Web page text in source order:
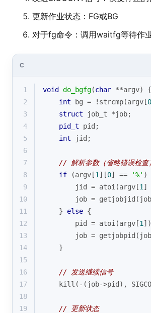
更新作业状态：FG或BG
对于fg命令：调用waitfg等待作
C
1 void do_bgfg(char **argv)
{
2
int bg = ! strcmp(argv[0
3
struct job_t *job;
4
pid_t pid;
5
int jid;
6
7
// 解析参数（省略错误检查）
8
if (argv[1 ][0] == '%' )
9
        jid = atoi(argv[
1 ]
10
job =
11
    }
else {
12
        pid = atoi(argv[
1
13
job =
14
    }
15
16
// 发送继续信号
17
kill(-(job->pid),
18
19
// 更新状态